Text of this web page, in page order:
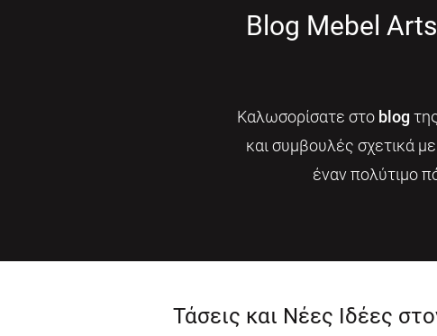
Blog Mebel
Καλωσορίσατε στο blog
και συμβουλές σχετικά
έναν πολύτιμο
Τάσεις και Νέες Ιδέες